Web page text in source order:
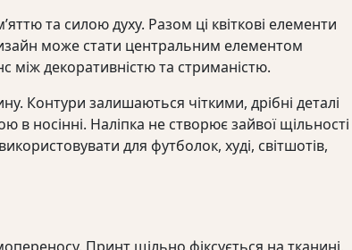
та силою духу. Разом ці квіткові елементи
може стати центральним елементом
між декоративністю та стриманістю.
Контури залишаються чіткими, дрібні деталі
Наліпка не створює зайвої щільності
для футболок, худі, світшотів,